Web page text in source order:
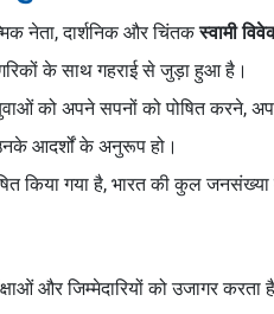
नेता, दार्शनिक और चिंतकस्वामी
के साथ गहराई से जुड़ा हुआ है।
को अपने सपनों को पोषित करने,
आदर्शों के अनुरूप हो।
किया गया है, भारत की कुल
और जिम्मेदारियों को उजागर